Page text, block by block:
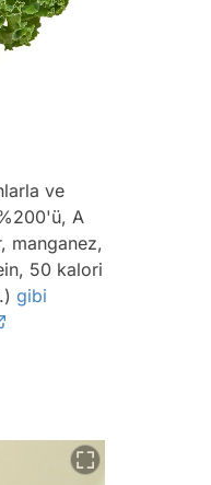
ve
A
manganez,
50 kalori
gibi